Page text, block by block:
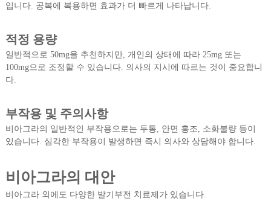
입니다. 공복에 복용하면 효과가 더 빠르게 나타납니다.
적정 용량
일반적으로 50mg을 추천하지만, 개인의 상태에 따라 25mg 또는
100mg으로 조정할 수 있습니다. 의사의 지시에 따르는 것이 중요합니
다.
부작용 및 주의사항
비아그라의 일반적인 부작용으로는 두통, 안면 홍조, 소화불량 등이
있습니다. 심각한 부작용이 발생하면 즉시 의사와 상담해야 합니다.
비아그라의 대안
비아그라 외에도 다양한 발기부전 치료제가 있습니다.